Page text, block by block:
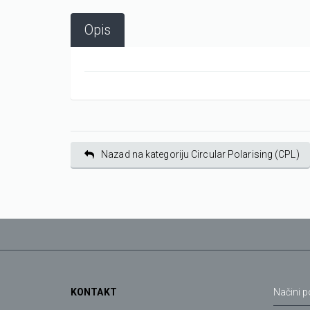
Opis
Nazad na kategoriju Circular Polarising (CPL)
KONTAKT Načini